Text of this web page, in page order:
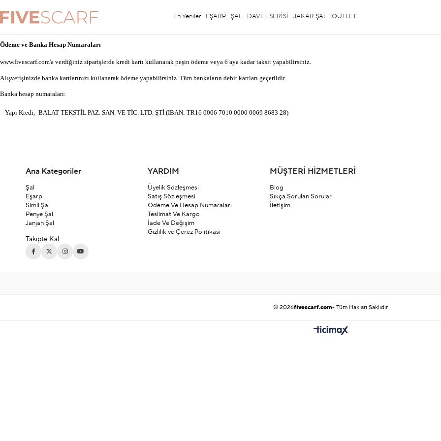
En Yeniler EŞARP ŞAL DAVET SERİSİ JAKAR ŞAL OUTLET
Ödeme ve Banka Hesap Numaraları
www.fivescarf.com'a verdiğiniz siparişlerde kredi kartı kullanarak peşin ödeme veya 6 aya kadar taksit yapabilirsiniz.
Alışverişinizde banka kartlarınızı kullanarak ödeme yapabilirsiniz. Tüm bankaların debit kartları geçerlidir.
Banka hesap numaraları:
- Yapı Kredi,- BALAT TEKSTİL PAZ. SAN. VE TİC. LTD. ŞTİ (IBAN: TR16 0006 7010 0000 0069 8683 28)
Ana Kategoriler
Şal
Eşarp
Simli Şal
Penye Şal
Janjan Şal
Takipte Kal
YARDIM
Üyelik Sözleşmesi
Satış Sözleşmesi
Ödeme Ve Hesap Numaraları
Teslimat Ve Kargo
İade Ve Değişim
Gizlilik ve Çerez Politikası
MÜŞTERİ HİZMETLERİ
Blog
Sıkça Sorulan Sorular
İletişim
© 2026fivescarf.com- Tüm Hakları Saklıdır.